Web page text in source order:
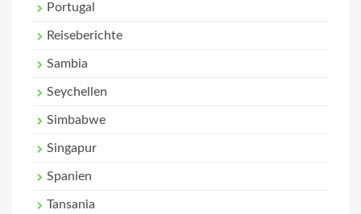
Portugal
Reiseberichte
Sambia
Seychellen
Simbabwe
Singapur
Spanien
Tansania